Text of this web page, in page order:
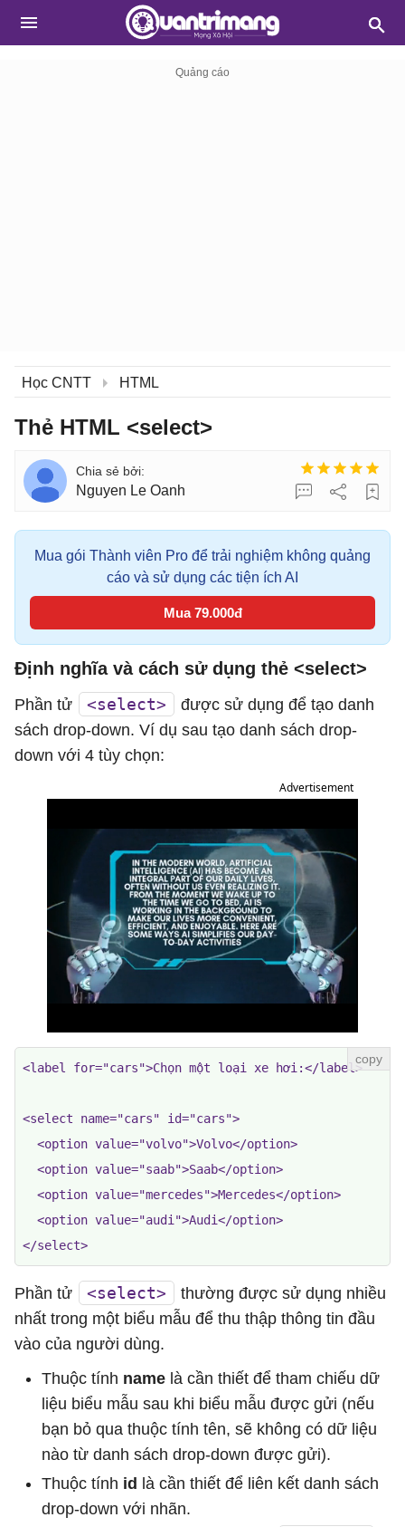
Học CNTT HTML
Thẻ HTML <select>
Nguyen Le Oanh
Mua gói Thành viên Pro để trải nghiệm không quảng
cáo và sử dụng các tiện ích AI
Mua 79.000đ
Định nghĩa và cách sử dụng thẻ <select>
Phần tử <select>
được sử dụng để tạo danh
sách drop-down. Ví dụ sau tạo danh sách drop-
down với 4 tùy chọn:
Advertisement
<label for="cars">Chọn một loại xe hơi:</label>
<select name="cars" id="cars">
  <option value="volvo">Volvo</option>
  <option value="saab">Saab</option>
  <option value="mercedes">Mercedes</option>
  <option value="audi">Audi</option>
</select>
Phần tử <select>
thường được sử dụng nhiều
nhất trong một biểu mẫu để thu thập thông tin đầu
vào của người dùng.
Thuộc tính name là cần thiết để tham chiếu dữ
liệu biểu mẫu sau khi biểu mẫu được gửi (nếu
bạn bỏ qua thuộc tính tên, sẽ không có dữ liệu
nào từ danh sách drop-down được gửi).
Thuộc tính id là cần thiết để liên kết danh sách
drop-down với nhãn.